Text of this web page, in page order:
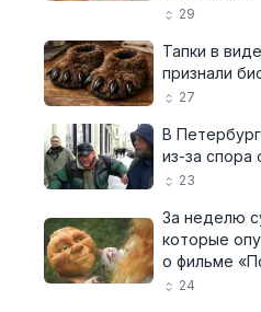
29
Тапки в
признали
27
В
из-за спора
23
За неделю
которые
о фильме
24